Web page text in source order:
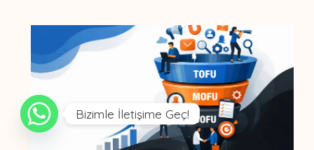
Bizimle İletişime Geç!